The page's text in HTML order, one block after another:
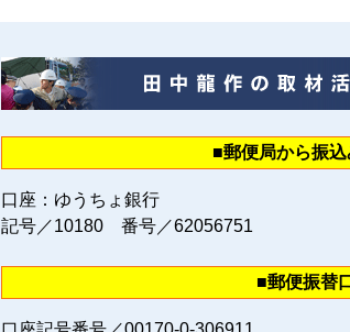
■郵便局から振
口座：ゆうちょ銀行
記号／10180 番号／62056751
■郵便振替